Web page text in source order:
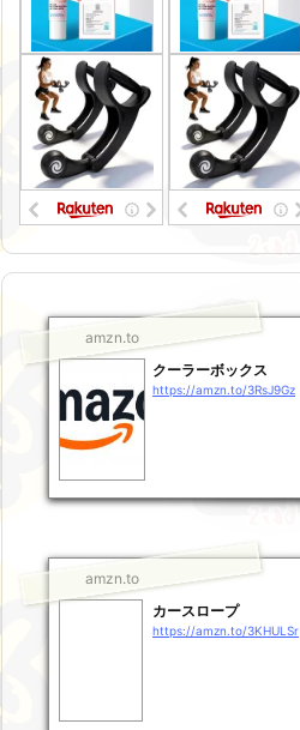
amzn.to
クーラーボックス
https://amzn.to/3RsJ9Gz
amzn.to
カースロープ
https://amzn.to/3KHULSr